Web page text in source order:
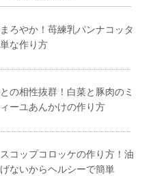
ろやか！苺練乳パンナコッタ
な作り方
の相性抜群！白菜と豚肉のミ
ーユあんかけの作り方
コップコロッケの作り方！油
ないからヘルシーで簡単